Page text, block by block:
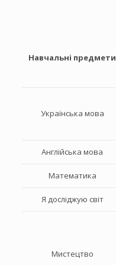
Навчальні предмети
Українська мова
Англійська мова
Математика
Я досліджую світ
Мистецтво